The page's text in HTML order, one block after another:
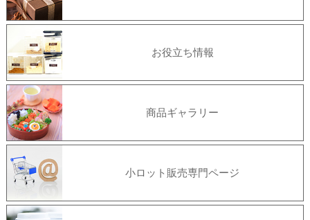
お役立ち情報
商品ギャラリー
小ロット販売専門ページ